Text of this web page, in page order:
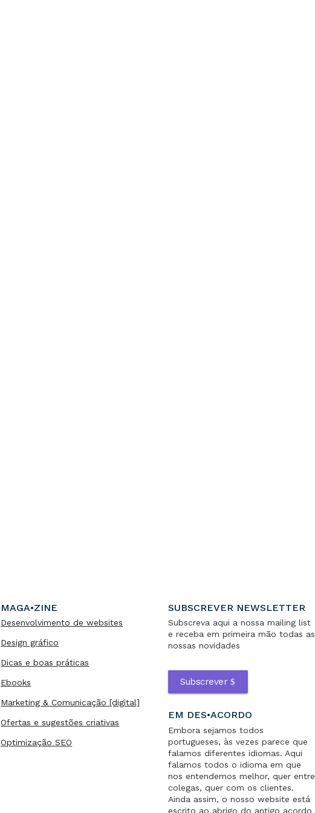
MAGA•ZINE
Desenvolvimento de websites
Design gráfico
Dicas e boas práticas
Ebooks
Marketing & Comunicação [digital]
Ofertas e sugestões criativas
Optimização SEO
SUBSCREVER NEWSLETTER
Subscreva aqui a nossa mailing list
e receba em primeira mão todas as
nossas novidades
Subscrever
EM DES•ACORDO
Embora sejamos todos
portugueses, às vezes parece que
falamos diferentes idiomas. Aqui
falamos todos o idioma em que
nos entendemos melhor, quer entre
colegas, quer com os clientes.
Ainda assim, o nosso website está
escrito ao abrigo do antigo acordo